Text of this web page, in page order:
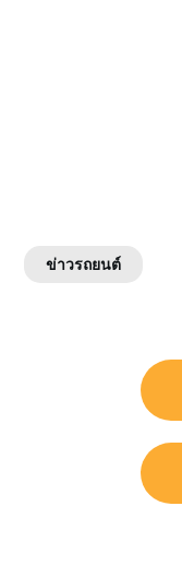
ข่าวรถยนต์